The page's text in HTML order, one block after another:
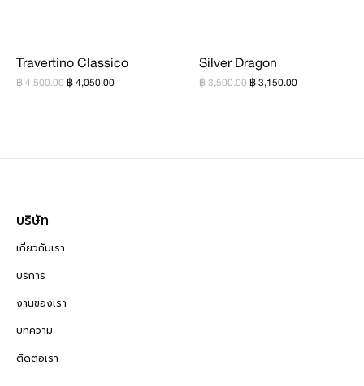
Travertino Classico
฿ 4,500.00 ฿ 4,050.00
Silver Dragon
฿ 3,500.00 ฿ 3,150.00
บริษัท
เกี่ยวกับเรา
บริการ
งานของเรา
บทความ
ติดต่อเรา